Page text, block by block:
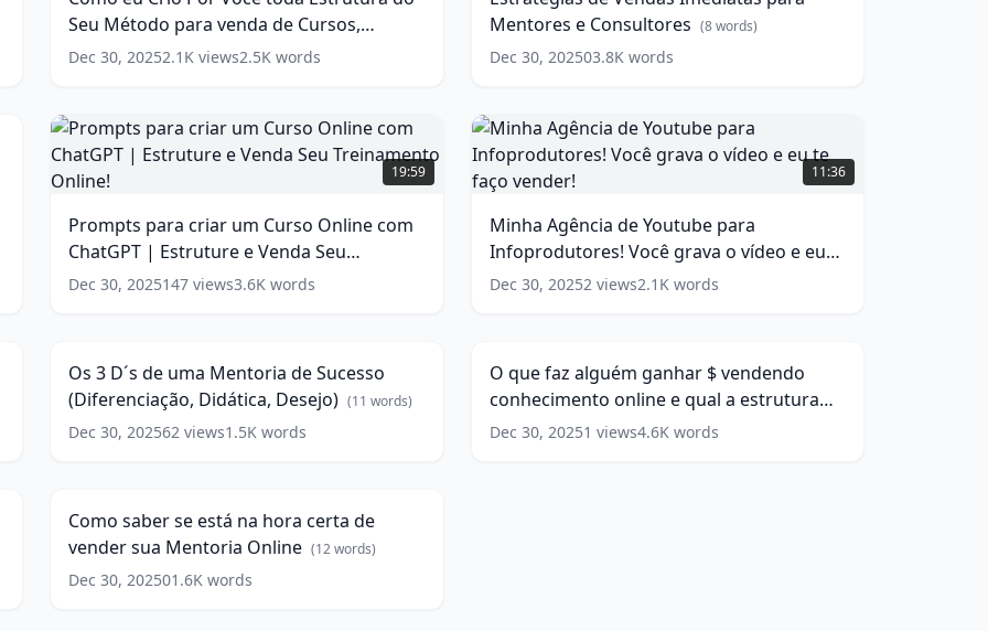
words)
toda
Estrutura
do
Método
para
venda
de
Mentorias
e
Consultorias
words)
Seu Método para venda de Cursos,
Mentorias e Consultorias (17words)
Dec 30, 20252.1K views2.5K words
Mentores
e
Consultores
Mentores e Consultores (8words)
Dec 30, 202503.8Kwords
Prompts
para
criar
Curso
Online
com
ChatGPT
e
Venda
Seu
Treinamento
19:59
Prompts para criar um Curso Online com
ChatGPT | Estruture e Venda Seu
Treinamento Online! (15 words)
Dec 30, 2025147 views3.6K words
Minha
Agência
de
para
Infoprodutores!
Você
grava
e
eu
te
faço
11:36
Minha Agência de Youtube para
Infoprodutores! Você grava o vídeo e eu
te faço vender! (15words)
Dec 30, 20252views2.1Kwords
Os
de
uma
Mentoria
de
Didática,
Desejo)
(11
words)
Os 3 D´s de uma Mentoria de Sucesso
(Diferenciação, Didática, Desejo) (11 words)
Dec 30, 202562 views1.5K words
O
ganhar
$
vendendo
conhecimento
O que faz alguém ganhar $ vendendo
conhecimento online e qual a estrutura
mínima para isso ( 16words)
Dec 30, 20251 views4.6Kwords
Como
na
hora
certa
de
Como saber se está na hora certa de
vender sua Mentoria Online (12words)
Dec 30, 202501.6K words